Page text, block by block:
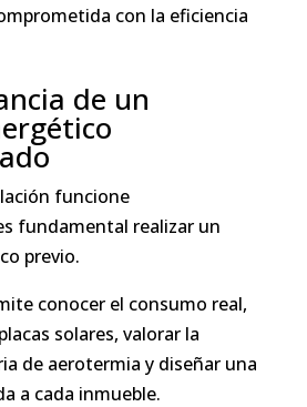
con la eficiencia
de un
funcione
fundamental realizar un
previo.
conocer el consumo real,
solares, valorar la
de aerotermia y diseñar una
a cada inmueble.